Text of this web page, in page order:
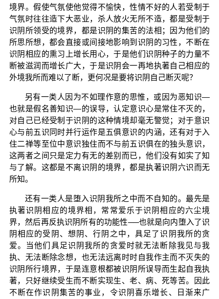
境界。假使气氛使他觉得不愉快，性情不好的人若受制于
气氛时往往造下大恶业，杀人放火无所不造，都是受制于
识阴所领受的境界，都是识阴的集苦的法相；因为他们的
所思所想，都会直接或间接地影响到识阴的习性，不断在
识阴相应的熏习上增长用心，于是他们识阴种子的力量不
断被滋润而增长广大，于是识阴会一再地执著自己相应的
外境我所而难以了断，更何况是要将识阴自己断灭呢？
另有一类人因为不如理作意的思惟，或因为恶知识—
也就是假名善知识—的误导，认定意识心是常住不灭的，
对自己已经受制于识阴的这种情境却毫无警觉；对于意识
心与前五识同时并行运作是五俱意识的内涵，还有对于入
住二禅等至位中意识独住而不与前五识俱在的独头意识，
这两者之间只是定力有无的差别而已，他们没有如实了知
与了解。这都是不离识阴的境界，都是执著识阴六识而无
所知。
还有一类人是堕入识阴我所之中而不自知的。最先是
执著识阴相应的境界相，常常爱乐于识阴相应的六尘境
界，然后再反执识阴所有的功能性──也就是向内堕入了识
阴相应的受阴、想阴、行阴之中，具足了识阴我所的贪
爱。当他们具足识阴我所的贪爱时就无法断除我见与我
执、无法断除念想，也无法远离时时自我作主而不灭失的
识阴所行境界，于是连意根都被识阴所误导而生起自我执
著，只好继续受生而不断实现生、老、病、死等苦。因此
不断在作识阴集苦的事业，令识阴喜乐增长、日渐来广